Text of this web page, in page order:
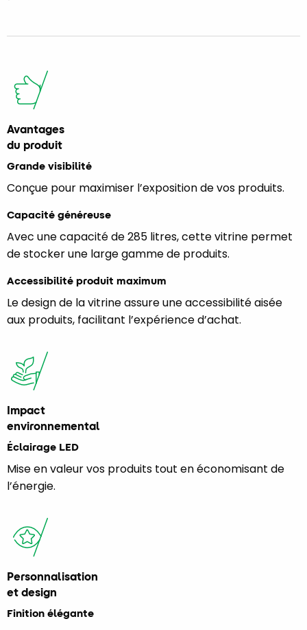
Avantages
du produit
Grande visibilité
Conçue pour maximiser l’exposition de vos produits.
Capacité généreuse
Avec une capacité de 285 litres, cette vitrine permet
de stocker une large gamme de produits.
Accessibilité produit maximum
Le design de la vitrine assure une accessibilité aisée
aux produits, facilitant l’expérience d’achat.
Impact
environnemental
Éclairage LED
Mise en valeur vos produits tout en économisant de
l’énergie.
Personnalisation
et design
Finition élégante